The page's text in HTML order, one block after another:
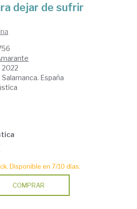
dejar de sufrir
2022
Salamanca. España
Disponible en 7/10 días.
COMPRAR